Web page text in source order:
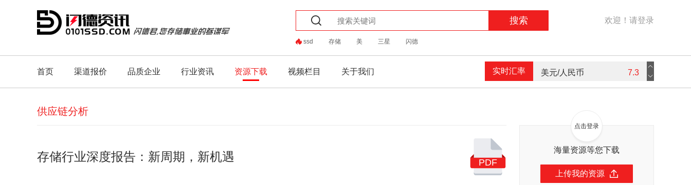
搜索
ssd 存储 美 三星 闪德
欢迎！请登录
首页 渠道报价 品质企业 行业资讯 资源下载 视频栏目 关于我们 实时汇率 美元/人民币 7.3
港币/人民币 0.94
欧元/人民币
供应链分析
存储行业深度报告：新周期，新机遇 PDF
点击登录
海量资源等您下载
上传我的资源